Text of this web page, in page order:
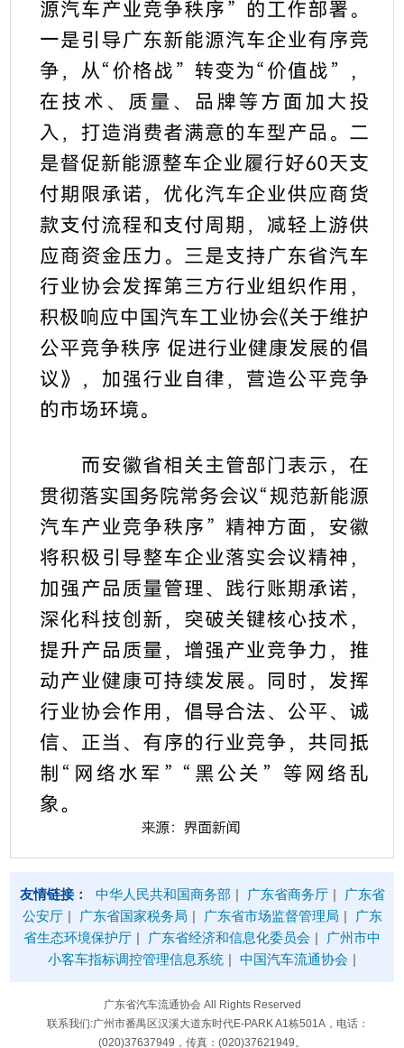
友情链接： 中华人民共和国商务部 | 广东省商务厅 |
广东省
公安厅 | 广东省国家税务局 | 广东省市场监督管理局 |
广东
省生态环境保护厅 | 广东省经济和信息化委员会 |
广州市中
小客车指标调控管理信息系统 | 中国汽车流通协会 |
广东省汽车流通协会 All Rights Reserved
联系我们:广州市番禺区汉溪大道东时代E-PARK A1栋501A，电话：
(020)37637949，传真：(020)37621949。